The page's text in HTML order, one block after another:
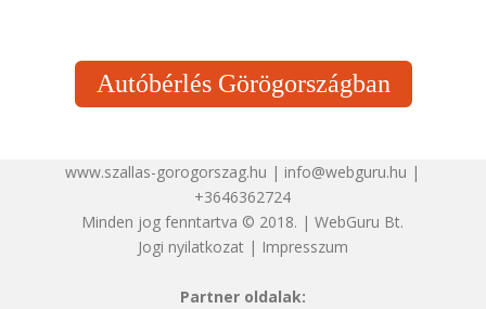
Autóbérlés Görögországban
www.szallas-gorogorszag.hu | info@webguru.hu |
+3646362724
Minden jog fenntartva © 2018. | WebGuru Bt.
Jogi nyilatkozat| Impresszum
Partner oldalak: